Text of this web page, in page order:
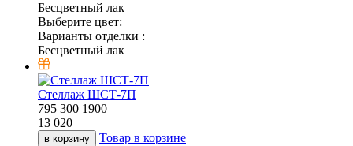
Бесцветный лак
Выберите цвет:
Варианты отделки :
Бесцветный лак
Стеллаж ШСТ-7П
795 300 1900
13 020
в корзину Товар в корзине